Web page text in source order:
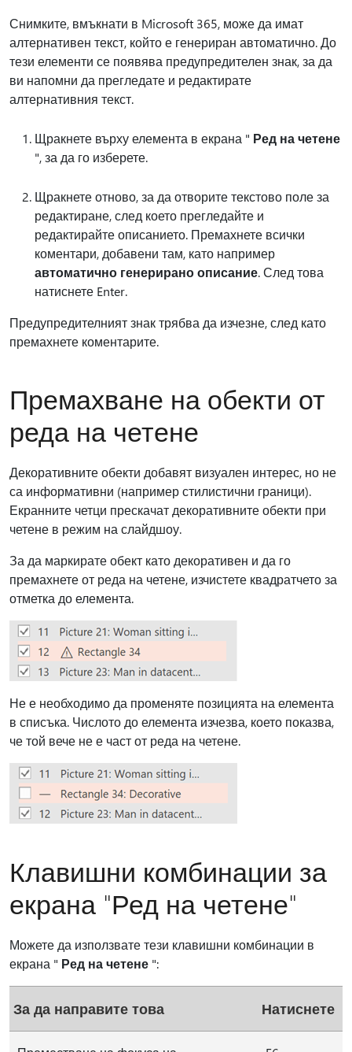
Снимките, вмъкнати в Microsoft 365, може да имат
алтернативен текст, който е генериран автоматично. До
тези елементи се появява предупредителен знак, за да
ви напомни да прегледате и редактирате
алтернативния текст.
Щракнете върху елемента в екрана " Ред на четене
", за да го изберете.
Щракнете отново, за да отворите текстово поле за
редактиране, след което прегледайте и
редактирайте описанието. Премахнете всички
коментари, добавени там, като например
автоматично генерирано описание. След това
натиснете Enter.
Предупредителният знак трябва да изчезне, след като
премахнете коментарите.
Премахване на обекти от
реда на четене
Декоративните обекти добавят визуален интерес, но не
са информативни (например стилистични граници).
Екранните четци прескачат декоративните обекти при
четене в режим на слайдшоу.
За да маркирате обект като декоративен и да го
премахнете от реда на четене, изчистете квадратчето за
отметка до елемента.
Не е необходимо да променяте позицията на елемента
в списъка. Числото до елемента изчезва, което показва,
че той вече не е част от реда на четене.
Клавишни комбинации за
екрана "Ред на четене"
Можете да използвате тези клавишни комбинации в
екрана " Ред на четене ":
За да направите това Натиснете